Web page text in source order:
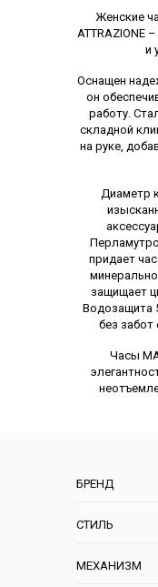
БРЕНД
СТИЛЬ
МЕХАНИЗМ
Описание
Женские
ATTRAZIONE
и
Оснащен
он
работу.
складной
на руке,
Диаметр
придает
защищает
Водозащита
без забот
Часы